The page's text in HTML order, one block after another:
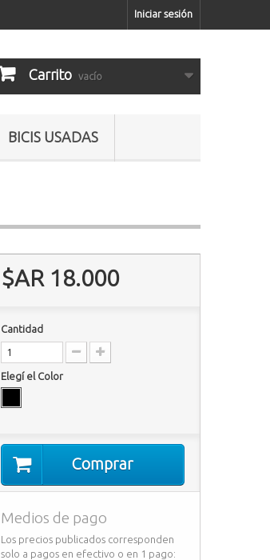
Iniciar sesión
Carrito vacío
BICIS USADAS
$AR 18.000
Cantidad
Elegí el Color
Comprar
Medios de pago
Los precios publicados corresponden
solo a pagos en efectivo o en 1 pago: